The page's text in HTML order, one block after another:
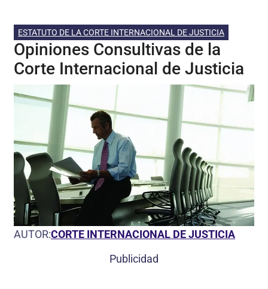
ESTATUTO DE LA CORTE INTERNACIONAL DE JUSTICIA
Opiniones Consultivas de la
Corte Internacional de Justicia
AUTOR:CORTE INTERNACIONAL DE JUSTICIA
Publicidad